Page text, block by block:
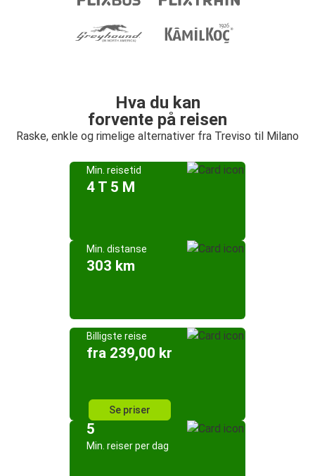
Hva du kan
forvente på reisen
Raske, enkle og rimelige alternativer fra Treviso til Milano
Min. reisetid
4 T 5 M
Min. distanse
303 km
Billigste reise
fra 239,00 kr
Se priser
5
Min. reiser per dag